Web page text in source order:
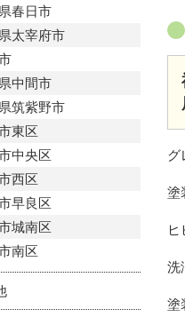
グ
塗
洗
塗
春日市
太宰府市
中間市
筑紫野市
東区
中央区
西区
早良区
城南区
南区